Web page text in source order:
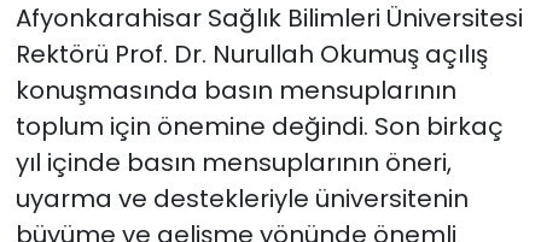
Afyonkarahisar Sağlık Bilimleri Üniversitesi
Rektörü Prof. Dr. Nurullah Okumuş açılış
konuşmasında basın mensuplarının
toplum için önemine değindi. Son birkaç
yıl içinde basın mensuplarının öneri,
uyarma ve destekleriyle üniversitenin